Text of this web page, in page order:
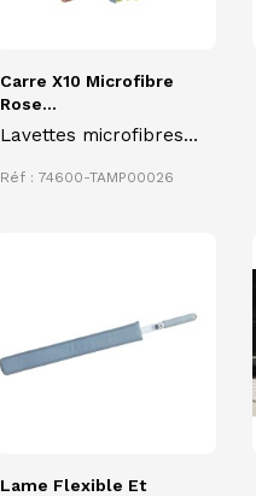
Carre X10 Microfibre
Rose...
Lavettes microfibres
Réf : 74600-TAMP00026
Lame Flexible Et